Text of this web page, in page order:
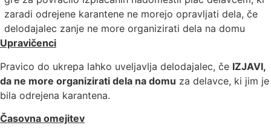
zaradi odrejene karantene ne morejo opravljati dela, če
delodajalec zanje ne more organizirati dela na domu
Upravičenci
Pravico do ukrepa lahko uveljavlja delodajalec, če IZJAVI,
da ne more organizirati dela na domu za delavce, ki jim je
bila odrejena karantena.
Časovna omejitev